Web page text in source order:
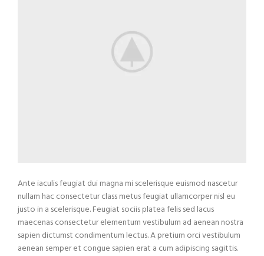
Ante iaculis feugiat dui magna mi scelerisque euismod nascetur
nullam hac consectetur class metus feugiat ullamcorper nisl eu
justo in a scelerisque. Feugiat sociis platea felis sed lacus
maecenas consectetur elementum vestibulum ad aenean nostra
sapien dictumst condimentum lectus. A pretium orci vestibulum
aenean semper et congue sapien erat a cum adipiscing sagittis.